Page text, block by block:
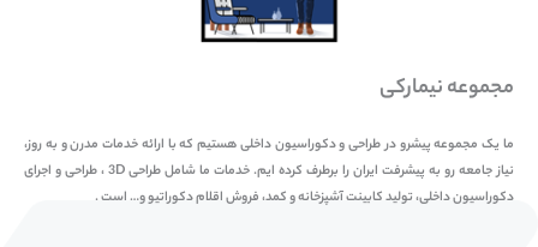
مجموعه نیمارکی
ما یک مجموعه پیشرو در طراحی و دکوراسیون داخلی هستیم که با ارائه خدمات مدرن و به روز،
نیاز جامعه رو به پیشرفت ایران را برطرف کرده ایم. خدمات ما شامل طراحی 3D ، طراحی و اجرای
دکوراسیون داخلی، تولید کابینت آشپزخانه و کمد، فروش اقلام دکوراتیو و… است .